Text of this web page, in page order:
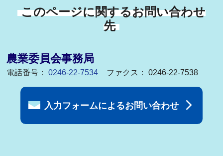
このページに関するお問い合わせ
先
農業委員会事務局
電話番号：0246-22-7534 ファクス： 0246-22-7538
入力フォームによるお問い合わせ